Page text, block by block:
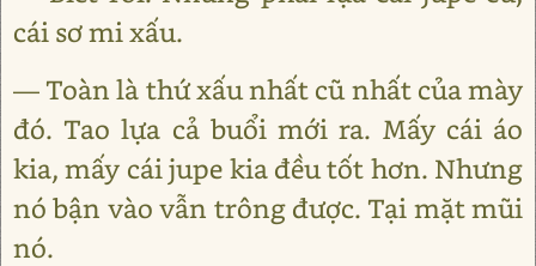
cái sơ mi xấu.
— Toàn là thứ xấu nhất cũ nhất của mày
đó. Tao lựa cả buổi mới ra. Mấy cái áo
kia, mấy cái jupe kia đều tốt hơn. Nhưng
nó bận vào vẫn trông được. Tại mặt mũi
nó.